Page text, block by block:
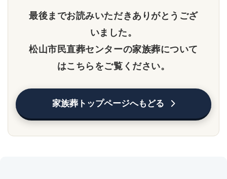
最後までお読みいただきありがとうござ
いました。
松山市民直葬センターの家族葬について
はこちらをご覧ください。
家族葬トップページへもどる